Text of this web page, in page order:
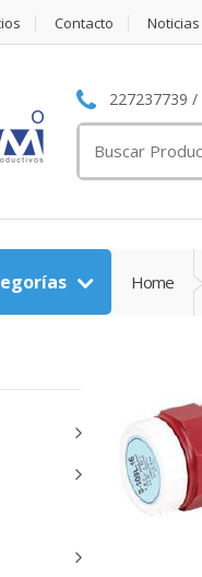
Contacto Noticias
227237739
for:
Home